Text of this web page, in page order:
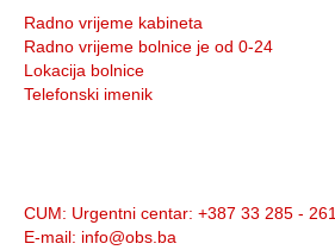
Radno vrijeme kabineta
Radno vrijeme bolnice je od 0-24
Lokacija bolnice
Telefonski imenik
CUM: Urgentni centar: +387 33 285 - 261
E-mail: info@obs.ba